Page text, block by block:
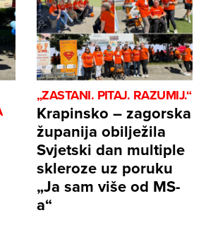
„ZASTANI. PITAJ. RAZUMIJ.“
Krapinsko – zagorska
županija obilježila
Svjetski dan multiple
skleroze uz poruku
„Ja sam više od MS-
a“